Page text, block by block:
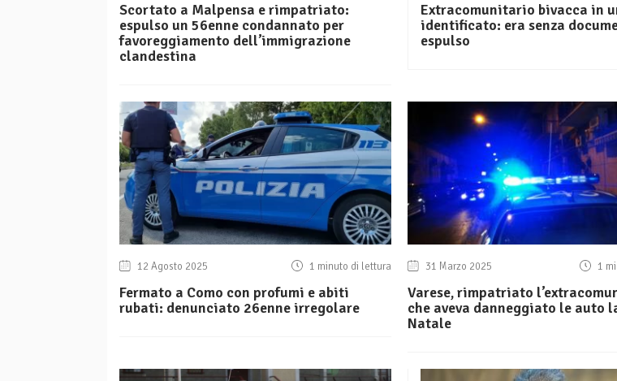
Scortato a Malpensa e rimpatriato:
espulso un 56enne condannato per
favoreggiamento dell’immigrazione
clandestina
Extracomunitario bivacca in
identificato: era senza
espulso
12 Agosto 2025 1 minuto di lettura
Fermato a Como con profumi e abiti
rubati: denunciato 26enne irregolare
31 Marzo 2025 1
Varese, rimpatriato
che aveva danneggiato le auto
Natale